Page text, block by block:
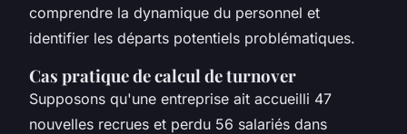
comprendre la dynamique du personnel et
identifier les départs potentiels problématiques.
Cas pratique de calcul de turnover
Supposons qu'une entreprise ait accueilli 47
nouvelles recrues et perdu 56 salariés dans